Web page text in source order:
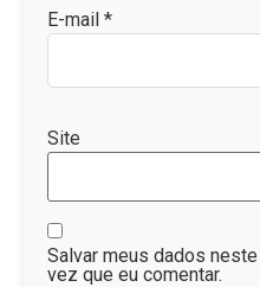
E-mail *
Site
Salvar meus dados
vez que eu comentar.